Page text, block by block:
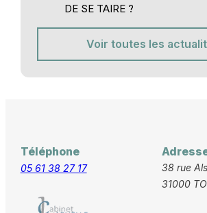
DE SE TAIRE ?
Voir toutes les
Téléphone
05 61 38 27 17
38 rue
31000